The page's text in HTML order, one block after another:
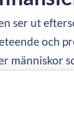
ser ut
och
människor